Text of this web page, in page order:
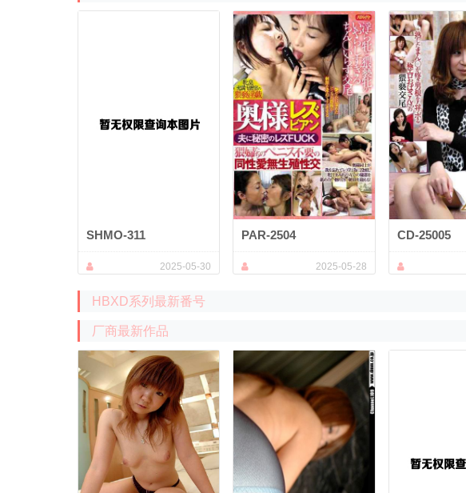
SHMO-311
2025-05-30
PAR-2504
2025-05-28
CD-25005
HBXD系列最新番号
厂商最新作品